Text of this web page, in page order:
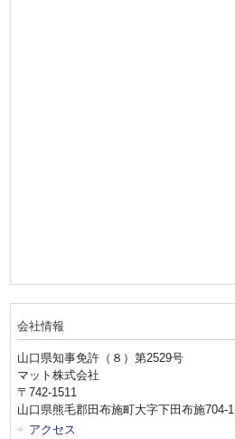
会社情報
山口県知事免許（８）第2529号
マット株式会社
〒742-1511
山口県熊毛郡田布施町大字下田布施704-1
アクセス